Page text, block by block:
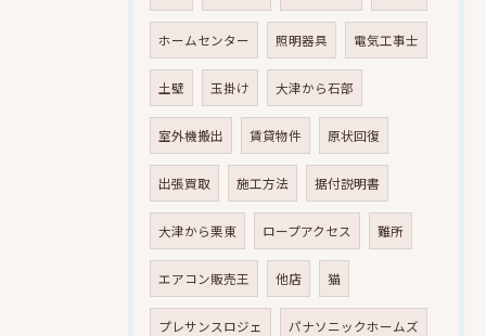
ホームセンター 照明器具 電気工事士
土壁 玉掛け 大津から石部
室外機搬出 賃貸物件 原状回復
出張買取 施工方法 据付説明書
大津から栗東 ロープアクセス 難所
エアコン販売王 他店 猫
プレサンスロジェ パナソニックホームズ